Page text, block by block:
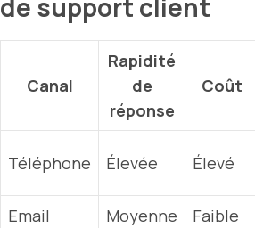
de support client
Canal
Rapidité
de
réponse
Coût
Téléphone Élevée Élevé
Email
Moyenne Faible